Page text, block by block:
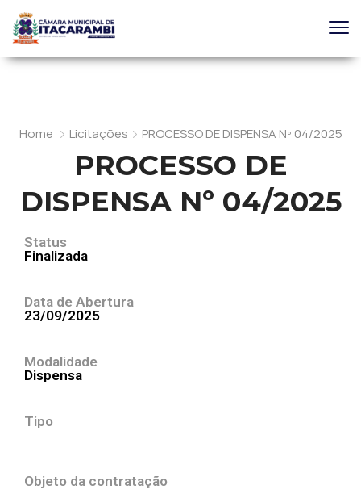
Home Licitações PROCESSO DE DISPENSA Nº 04/2025
PROCESSO DE
DISPENSA Nº 04/2025
Status
Finalizada
Data de Abertura
23/09/2025
Modalidade
Dispensa
Tipo
Objeto da contratação